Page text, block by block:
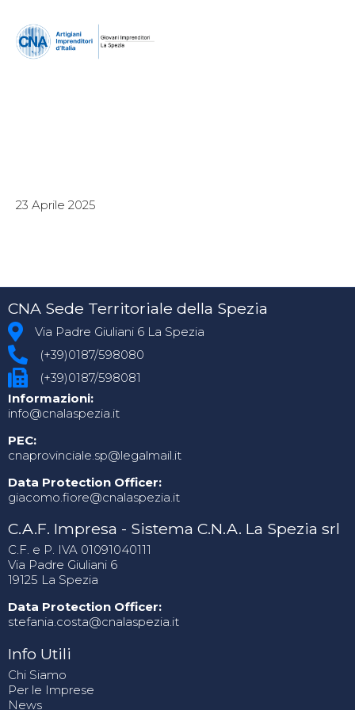
23 Aprile 2025
CNA Sede Territoriale della Spezia
Via Padre Giuliani 6 La Spezia
(+39)0187/598080
(+39)0187/598081
Informazioni:
info@cnalaspezia.it
PEC:
cnaprovinciale.sp@legalmail.it
Data Protection Officer:
giacomo.fiore@cnalaspezia.it
C.A.F. Impresa - Sistema C.N.A. La Spezia srl
C.F. e P. IVA 01091040111
Via Padre Giuliani 6
19125 La Spezia
Data Protection Officer:
stefania.costa@cnalaspezia.it
Info Utili
Chi Siamo
Per le Imprese
News